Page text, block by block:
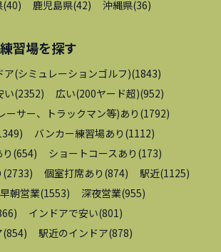
(40) 鹿児島県(42) 沖縄県(36)
習場を探す
ア(シミュレーションゴルフ)(1843)
い(2352) 広い(200ヤード超)(952)
ーサー、トラックマン等)あり (1792)
) バンカー練習場あり (1112)
(654) ショートコースあり (173)
(2733) 個室打席あり (874) 駅近(1125)
早朝営業(1553) 深夜営業(955)
) インドアで安い(801)
(854) 駅近のインドア(878)